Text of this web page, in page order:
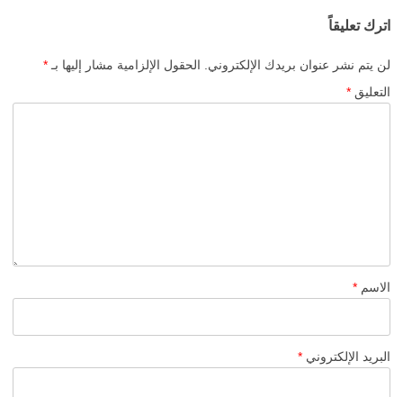
اترك تعليقاً
لن يتم نشر عنوان بريدك الإلكتروني. الحقول الإلزامية مشار إليها بـ*
التعليق *
الاسم *
البريد الإلكتروني *